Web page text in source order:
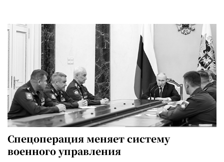
Спецоперация меняет систему
военного управления